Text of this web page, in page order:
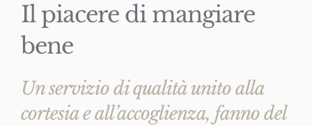
Il piacere di mangiare
bene
Un servizio di qualità unito alla
cortesia e all’accoglienza, fanno del